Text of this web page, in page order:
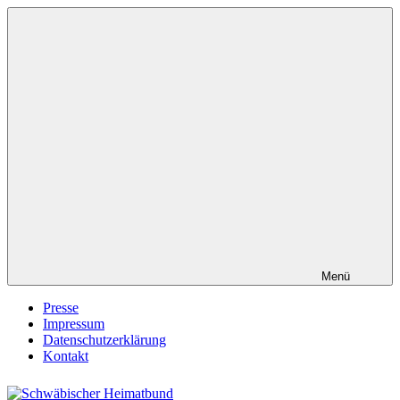
Zum
Menü
Presse
Impressum
Datenschutzerklärung
Kontakt